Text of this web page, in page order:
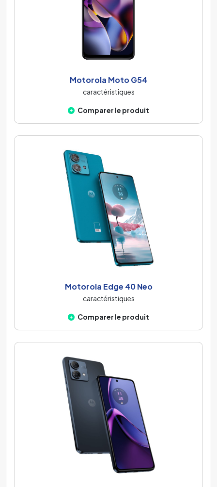
Motorola Moto G54
caractéristiques
Comparer le produit
Motorola Edge 40 Neo
caractéristiques
Comparer le produit